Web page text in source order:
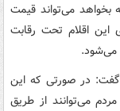
می‌تواند قیمت
این اقلام تحت رقابت
می‌شود.
در صورتی که این
می‌توانند از طریق